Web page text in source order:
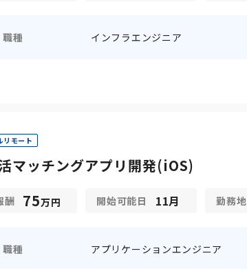
職種 インフラエンジニア
リモート
マッチングアプリ開発(iOS)
酬 75万円 開始可能日 11月 勤務地
職種
アプリケーションエンジニア